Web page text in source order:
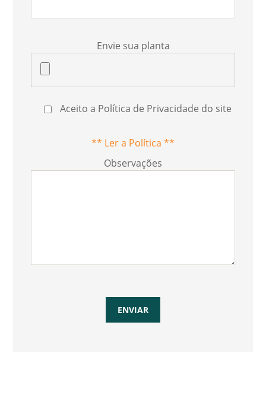
Envie sua planta
Aceito a Política de Privacidade do site
** Ler a Política **
Observações